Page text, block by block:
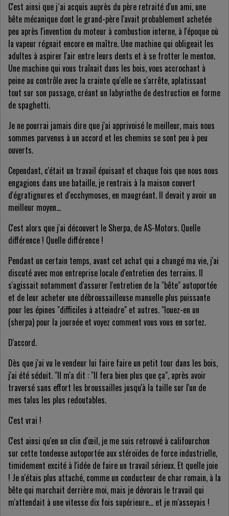
C'est ainsi que j´ai acquis auprès du père retraité d'un ami, une
bête mécanique dont le grand-père l'avait probablement achetée
peu après l'invention du moteur à combustion interne, à l'époque où
la vapeur régnait encore en maître. Une machine qui obligeait les
adultes à aspirer l'air entre leurs dents et à se frotter le menton.
Une machine qui vous traînait dans les bois, vous accrochant à
peine au contrôle avec la crainte qu'elle ne s'arrête, aplatissant
tout sur son passage, créant un labyrinthe de destruction en forme
de spaghetti.
Je ne pourrai jamais dire que j'ai apprivoisé le meilleur, mais nous
sommes parvenus à un accord et les chemins se sont peu à peu
ouverts.
Cependant, c'était un travail épuisant et chaque fois que nous nous
engagions dans une bataille, je rentrais à la maison couvert
d'égratignures et d'ecchymoses, en maugréant. Il devait y avoir un
meilleur moyen...
C'est alors que j'ai découvert le Sherpa, de AS-Motors. Quelle
différence ! Quelle différence !
Pendant un certain temps, avant cet achat qui a changé ma vie, j'ai
discuté avec mon entreprise locale d'entretien des terrains. Il
s'agissait notamment d'assurer l'entretien de la "bête" autoportée
et de leur acheter une débroussailleuse manuelle plus puissante
pour les épines "difficiles à atteindre" et autres. "louez-en un
(sherpa) pour la journée et voyez comment vous vous en sortez.
D'accord.
Dès que j'ai vu le vendeur lui faire faire un petit tour dans les bois,
j'ai été séduit. "Il m'a dit : "Il fera bien plus que ça", après avoir
traversé sans effort les broussailles jusqu'à la taille sur l'un de
mes talus les plus redoutables.
C'est vrai !
C'est ainsi qu'en un clin d'œil, je me suis retrouvé à califourchon
sur cette tondeuse autoportée aux stéroïdes de force industrielle,
timidement excité à l'idée de faire un travail sérieux. Et quelle joie
! Je n'étais plus attaché, comme un conducteur de char romain, à la
bête qui marchait derrière moi, mais je dévorais le travail qui
m'attendait à une vitesse dix fois supérieure... et je m'asseyais !